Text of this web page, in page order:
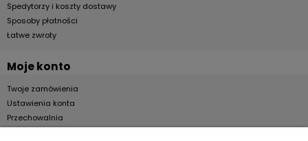
Spedytorzy i koszty dostawy
Sposoby płatności
Łatwe zwroty
Moje konto
Twoje zamówienia
Ustawienia konta
Przechowalnia